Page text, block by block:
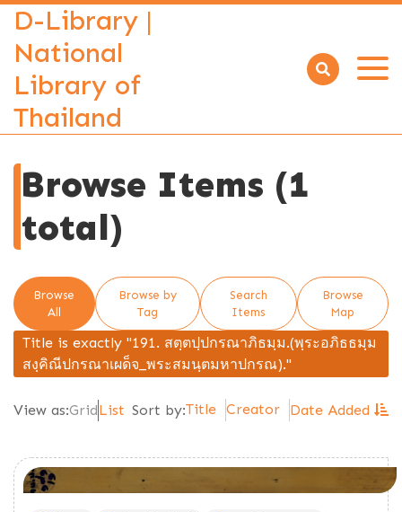
D-Library |
National
Library of
Thailand
Open
Browse Items (1
total)
Browse
All
Browse by
Tag
Search
Items
Browse
Map
Title is exactly "191. สตฺตปฺปกรณาภิธมฺม.(พฺระอภิธธมฺม
สงฺคิณีปกรณาเผด็จ_พระสมนฺตมหาปกรณ)."
View as:GridList Sort by:Title Creator Date Added